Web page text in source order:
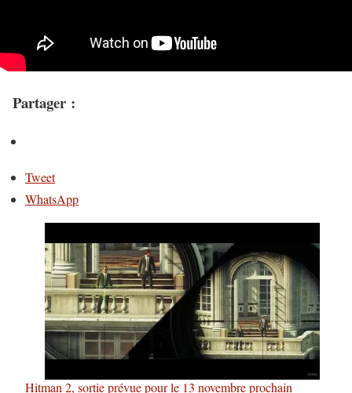
Partager :
Tweet
WhatsApp
Hitman 2, sortie prévue pour le 13 novembre prochain